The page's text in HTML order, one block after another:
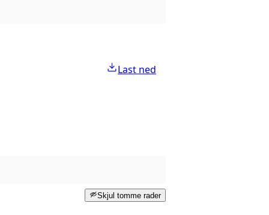
Last ned
Skjul tomme rader